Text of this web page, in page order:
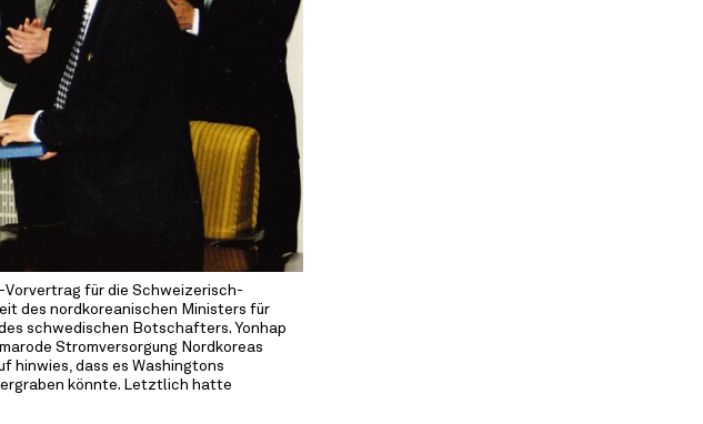
für die Schweizerisch-
des nordkoreanischen Ministers für
schwedischen Botschafters. Yonhap
Stromversorgung Nordkoreas
hinwies, dass es Washingtons
könnte. Letztlich hatte